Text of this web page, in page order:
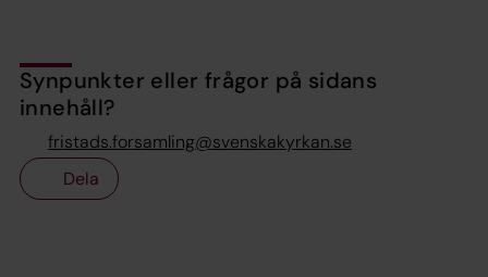
Synpunkter eller frågor på sidans
innehåll?
fristads.forsamling@svenskakyrkan.se
Dela